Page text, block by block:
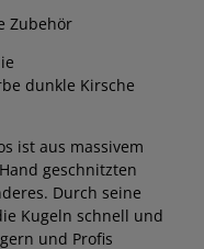
Zubehör
dunkle Kirsche
ist aus massivem
geschnitzten
Durch seine
Kugeln schnell und
und Profis